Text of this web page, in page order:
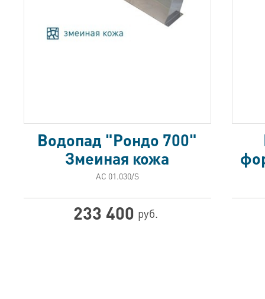
Водопад "Рондо 700"
Змеиная кожа
АС 01.030/S
233 400 руб.